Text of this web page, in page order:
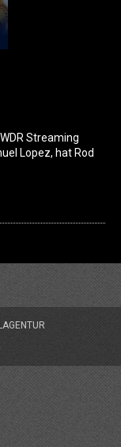
Streaming
Lopez, hat Rod